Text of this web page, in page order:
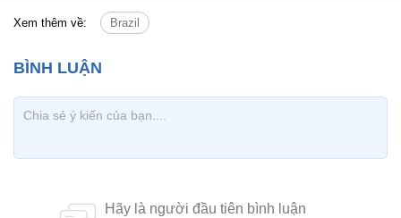
Xem thêm về: Brazil